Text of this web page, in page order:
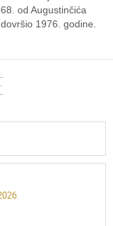
od Augustinčića
1976. godine.